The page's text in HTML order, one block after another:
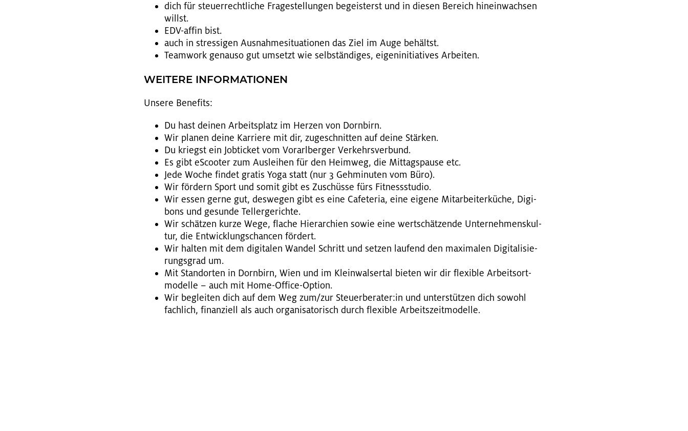
dich für steu­er­recht­li­che Fra­ge­stel­lun­gen be­geis­terst und in die­sen Be­reich hin­ein­wach­sen
willst.
EDV-affin bist.
auch in stres­si­gen Aus­nah­me­si­tua­tio­nen das Ziel im Auge be­hältst.
Team­work ge­nau­so gut um­setzt wie selb­stän­di­ges, ei­gen­in­itia­ti­ves Ar­bei­ten.
WEI­TE­RE IN­FOR­MA­TIO­NEN
Un­se­re Be­ne­fits:
Du hast dei­nen Ar­beits­platz im Her­zen von Dorn­birn.
Wir pla­nen deine Kar­rie­re mit dir, zu­ge­schnit­ten auf deine Stär­ken.
Du kriegst ein Job­ti­cket vom Vor­arl­ber­ger Ver­kehrs­ver­bund.
Es gibt eS­coo­ter zum Aus­lei­hen für den Heim­weg, die Mit­tags­pau­se etc.
Jede Woche fin­det gra­tis Yoga statt (nur 3 Geh­mi­nu­ten vom Büro).
Wir för­dern Sport und somit gibt es Zu­schüs­se fürs Fit­ness­stu­dio.
Wir essen gerne gut, des­we­gen gibt es eine Ca­fe­te­ria, eine ei­ge­ne Mit­ar­bei­ter­kü­che, Di­gi­
bons und ge­sun­de Tel­ler­ge­rich­te.
Wir schät­zen kurze Wege, fla­che Hier­ar­chi­en sowie eine wert­schät­zen­de Un­ter­neh­mens­kul­
tur, die Ent­wick­lungs­chan­cen för­dert.
Wir hal­ten mit dem di­gi­ta­len Wan­del Schritt und set­zen lau­fend den ma­xi­ma­len Di­gi­ta­li­sie­
rungs­grad um.
Mit Stand­or­ten in Dorn­birn, Wien und im Klein­wal­ser­tal bie­ten wir dir fle­xi­ble Ar­beitsort­
mo­del­le – auch mit Home-Of­fice-Op­ti­on.
Wir be­glei­ten dich auf dem Weg zum/zur Steu­er­be­ra­ter:in und un­ter­stüt­zen dich so­wohl
fach­lich, fi­nan­zi­ell als auch or­ga­ni­sa­to­risch durch fle­xi­ble Ar­beits­zeit­mo­del­le.